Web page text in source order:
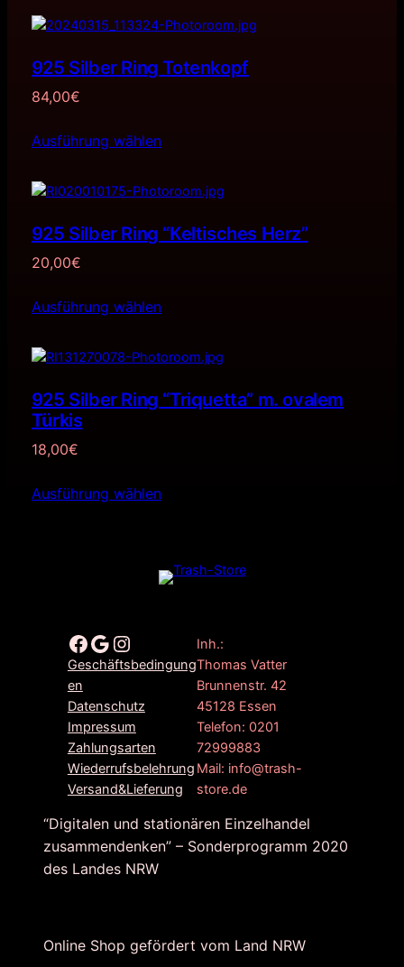
925 Silber Ring Totenkopf
84,00€
Ausführung wählen
925 Silber Ring “Keltisches Herz”
20,00€
Ausführung wählen
925 Silber Ring “Triquetta” m. ovalem
Türkis
18,00€
Ausführung wählen
Facebook Google Instagram
Geschäftsbedingung
en
Datenschutz
Impressum
Zahlungsarten
Wiederrufsbelehrung
Versand&Lieferung
Inh.:
Thomas Vatter
Brunnenstr. 42
45128 Essen
Telefon: 0201
72999883
Mail: info@trash-
store.de
“Digitalen und stationären Einzelhandel
zusammendenken” – Sonderprogramm 2020
des Landes NRW
Online Shop gefördert vom Land NRW